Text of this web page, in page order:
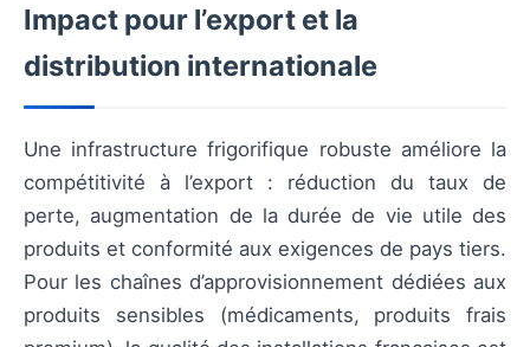
Impact pour l’export et la
distribution internationale
Une infrastructure frigorifique robuste améliore la
compétitivité à l’export : réduction du taux de
perte, augmentation de la durée de vie utile des
produits et conformité aux exigences de pays tiers.
Pour les chaînes d’approvisionnement dédiées aux
produits sensibles (médicaments, produits frais